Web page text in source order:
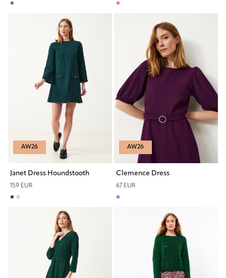
AW26
Janet Dress Houndstooth
159 EUR
AW26
Clemence Dress
67 EUR